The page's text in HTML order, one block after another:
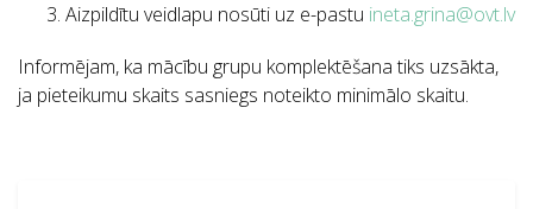
Aizpildītu veidlapu nosūti uz e-pastu ineta.grina@ovt.lv
Informējam, ka mācību grupu komplektēšana tiks uzsākta,
ja pieteikumu skaits sasniegs noteikto minimālo skaitu.